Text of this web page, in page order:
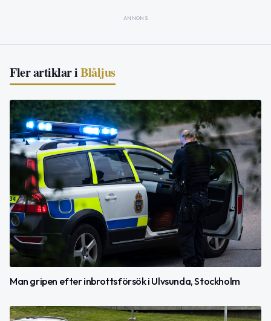
ANNONS
Fler artiklar iBlåljus
Man gripen efter inbrottsförsök i Ulvsunda, Stockholm